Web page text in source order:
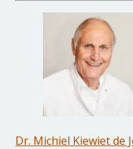
Dr. Michiel Kiewiet de